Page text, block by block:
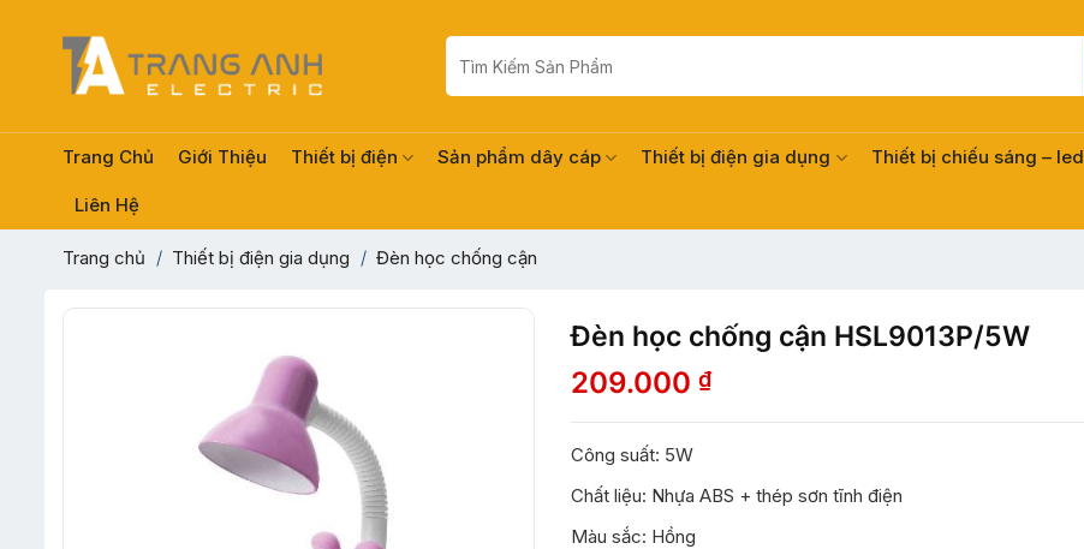
Tìm
kiếm:
Trang Chủ Giới Thiệu Thiết bị điện Sản phẩm dây cáp Thiết bị điện gia dụng Thiết bị chiếu sáng – led
Liên Hệ
Trang chủ / Thiết bị điện gia dụng / Đèn học chống cận
Đèn học chống cận HSL9013P/5W
209.000₫
Công suất: 5W
Chất liệu: Nhựa ABS + thép sơn tĩnh điện
Màu sắc: Hồng